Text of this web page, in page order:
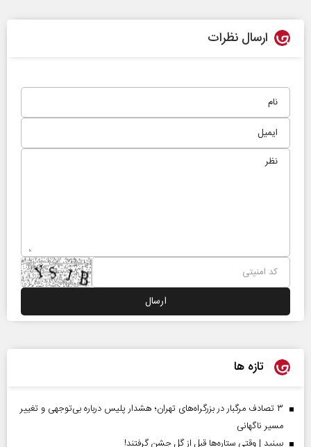
ارسال نظرات
تازه ها
۳ تصادف مرگبار در بزرگراه‌های تهران؛ هشدار پلیس درباره بی‌توجهی و تغییر
مسیر ناگهانی
ببینید | وقتی ستاره‌ها قبل از گل جشن گرفتند!